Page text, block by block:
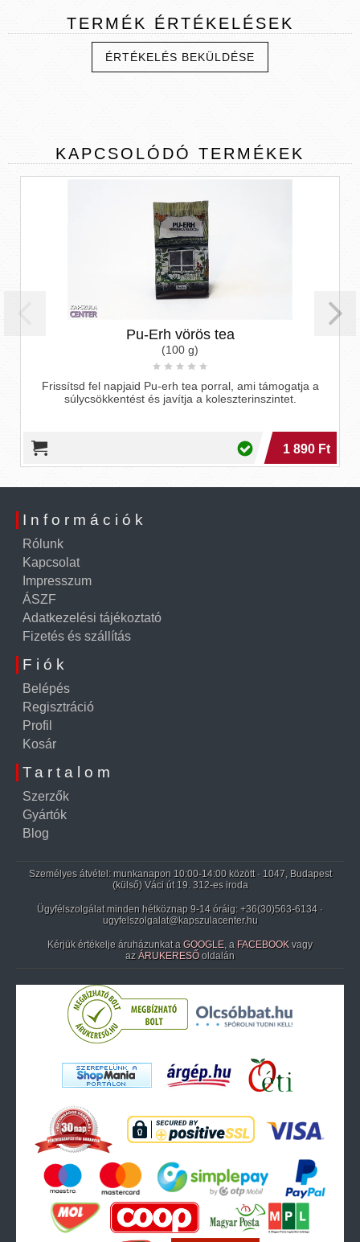
TERMÉK ÉRTÉKELÉSEK
ÉRTÉKELÉS BEKÜLDÉSE
KAPCSOLÓDÓ TERMÉKEK
Pu-Erh vörös tea
(100 g)
Frissítsd fel napjaid Pu-erh tea porral, ami támogatja a
súlycsökkentést és javítja a koleszterinszintet.
1 890 Ft
Információk
Rólunk
Kapcsolat
Impresszum
ÁSZF
Adatkezelési tájékoztató
Fizetés és szállítás
Fiók
Belépés
Regisztráció
Profil
Kosár
Tartalom
Szerzők
Gyártók
Blog
Személyes átvétel: munkanapon 10:00-14:00 között · 1047, Budapest
(külső) Váci út 19. 312-es iroda
Ügyfélszolgálat minden hétköznap 9-14 óráig: +36(30)563-6134 ·
ugyfelszolgalat@kapszulacenter.hu
Kérjük értékelje áruházunkat a GOOGLE, a FACEBOOK vagy
az ÁRUKERESŐ oldalán